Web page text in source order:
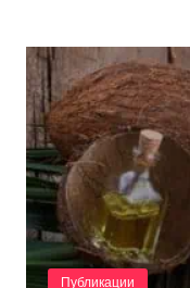
Публикации